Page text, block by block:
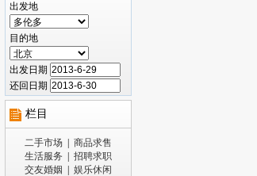
出发地
目的地
出发日期
还回日期
栏目
二手市场| 商品求售
生活服务
招聘求职
交友婚姻
娱乐休闲